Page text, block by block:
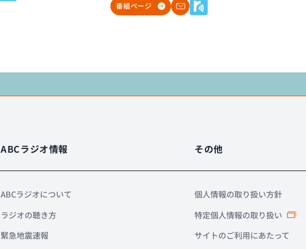
番組ページ
ABCラジオ情報
ABCラジオについて
ラジオの聴き方
緊急地震速報
その他
個人情報の取り扱い方針
特定個人情報の取り扱い
サイトのご利用にあたって